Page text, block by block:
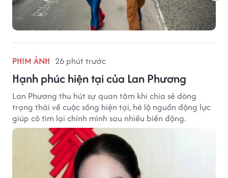
PHIM ẢNH 26 phút trước
Hạnh phúc hiện tại của Lan Phương
Lan Phương thu hút sự quan tâm khi chia sẻ dòng
trạng thái về cuộc sống hiện tại, hé lộ nguồn động lực
giúp cô tìm lại chính mình sau nhiều biến động.